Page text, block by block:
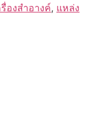
รื่องสำอางค์, แหล่ง